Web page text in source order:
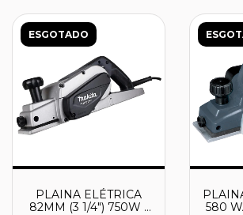
ESGOTADO
PLAINA ELÉTRICA
82MM (3 1/4") 750W -
580